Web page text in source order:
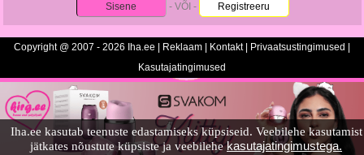
Iha.ee kasutab teenuste edastamiseks küpsiseid. Veebilehe kasutamist
jätkates nõustute küpsiste ja veebilehekasutajatingimustega.
Sisene
- VÕI - Registreeru
Copyright @ 2007 - 2026 Iha.ee | Reklaam Kontakt| Privaatsustingimused
Kasutajatingimused